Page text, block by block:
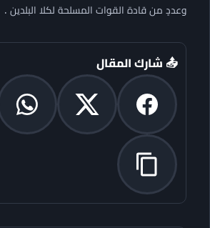
وعددٍ من قادة القوات المسلحة لكلا البلدين .
📤 شارك المقال